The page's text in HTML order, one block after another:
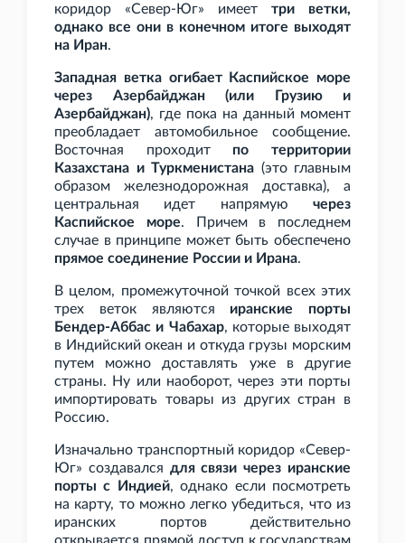
коридор «Север-Юг» имеет три ветки,
однако все они в конечном итоге выходят
на Иран.
Западная ветка огибает Каспийское море
через Азербайджан (или Грузию и
Азербайджан), где пока на данный момент
преобладает автомобильное сообщение.
Восточная проходит по территории
Казахстана и Туркменистана (это главным
образом железнодорожная доставка), а
центральная идет напрямую через
Каспийское море. Причем в последнем
случае в принципе может быть обеспечено
прямое соединение России и Ирана.
В целом, промежуточной точкой всех этих
трех веток являются иранские порты
Бендер-Аббас и Чабахар, которые выходят
в Индийский океан и откуда грузы морским
путем можно доставлять уже в другие
страны. Ну или наоборот, через эти порты
импортировать товары из других стран в
Россию.
Изначально транспортный коридор «Север-
Юг» создавался для связи через иранские
порты с Индией, однако если посмотреть
на карту, то можно легко убедиться, что из
иранских портов действительно